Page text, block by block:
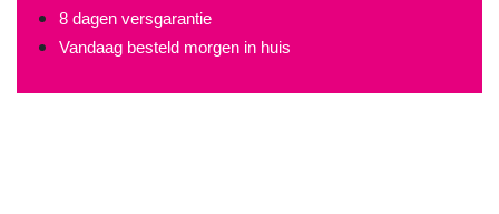
8 dagen versgarantie
Vandaag besteld morgen in huis